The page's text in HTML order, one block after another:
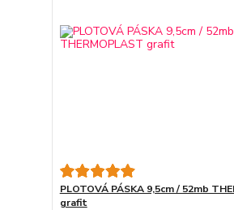
PLOTOVÁ PÁSKA 9,5cm / 52mb
grafit